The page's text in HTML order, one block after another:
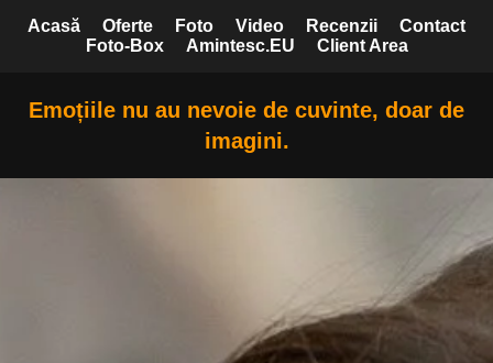
Acasă Oferte Foto Video Recenzii
Contact
Foto-Box
Amintesc.EU Client Area
Emoțiile nu au nevoie de cuvinte, doar de
imagini.